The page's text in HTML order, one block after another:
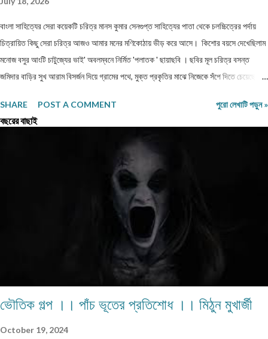
বাংলা সাহিত্যের সেরা কয়েকটি চরিত্র মানস কুমার সেনগুপ্ত সাহিত্যের পাতা থেকে চলচ্চিত্রের পর্দায়
চিত্রায়িত কিছু সেরা চরিত্র আজও আমার মনের মণিকোঠায় ভীড় করে আসে। কিশোর বয়সে দেখেছিলাম
মনোজ বসুর আংটি চাটুজ্যের ভাই' অবলম্বনে নির্মিত 'পলাতক ' ছায়াছবি ‌। ছবির মূল চরিত্র বসন্ত
জমিদার বাড়ির সুখ আরাম বিসর্জন দিয়ে গ্রামের পথে, মুক্ত প্রকৃতির মাঝে নিজেকে সঁপে দিতে চেয়েছে।
বসন্ত জীবন পথের পথিক হয়ে সংসার ছেড়ে, ঠিকানাবিহীন হয়ে বেরিয়ে পড়েছিল মনের খবর খুঁজতে।
রবীন্দ্রনাথের 'অতিথি ' গল্প নিয়ে নির্মিত ছায়াছবির মূল চরিত্র তারাপদও কৈশোরকালেই বেড়িয়ে পড়েছিল
ঘরের বাঁধন ছেড়ে। মুক্ত প্রকৃতির কোলে তারাপদর সঙ্গে গেয়ে উঠেছি-' 'এই আকাশে আমার মুক্তি
আলোয় আলোয়, আমার মুক্তি ধূলায় ধূলায় ঘাসে ঘাসে। যৌবনকালে দেখা রমাপদ চৌধুরীর উপন্যাস
'বনপলাশীর পদাবলী অবলম্বনে নির্মিত ছায়াছবির মূল চরিত্র উদাস গেয়ে উঠেছে -' মনের কথা কারে বলি
SHARE POST A COMMENT পুরো লেখাটি পড়ুন »
বছরের বাছাই
ভৌতিক গল্প ।। পাঁচ ভূতের প্রতিশোধ ।। মিঠুন মুখার্জী
October 19, 2024